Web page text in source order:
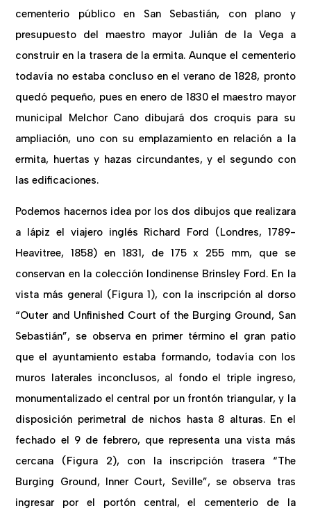
cementerio público en San Sebastián, con plano y
presupuesto del maestro mayor Julián de la Vega a
construir en la trasera de la ermita. Aunque el cementerio
todavía no estaba concluso en el verano de 1828, pronto
quedó pequeño, pues en enero de 1830 el maestro mayor
municipal Melchor Cano dibujará dos croquis para su
ampliación, uno con su emplazamiento en relación a la
ermita, huertas y hazas circundantes, y el segundo con
las edificaciones.
Podemos hacernos idea por los dos dibujos que realizara
a lápiz el viajero inglés Richard Ford (Londres, 1789-
Heavitree, 1858) en 1831, de 175 x 255 mm, que se
conservan en la colección londinense Brinsley Ford. En la
vista más general (Figura 1), con la inscripción al dorso
“Outer and Unfinished Court of the Burging Ground, San
Sebastián”, se observa en primer término el gran patio
que el ayuntamiento estaba formando, todavía con los
muros laterales inconclusos, al fondo el triple ingreso,
monumentalizado el central por un frontón triangular, y la
disposición perimetral de nichos hasta 8 alturas. En el
fechado el 9 de febrero, que representa una vista más
cercana (Figura 2), con la inscripción trasera “The
Burging Ground, Inner Court, Seville”, se observa tras
ingresar por el portón central, el cementerio de la